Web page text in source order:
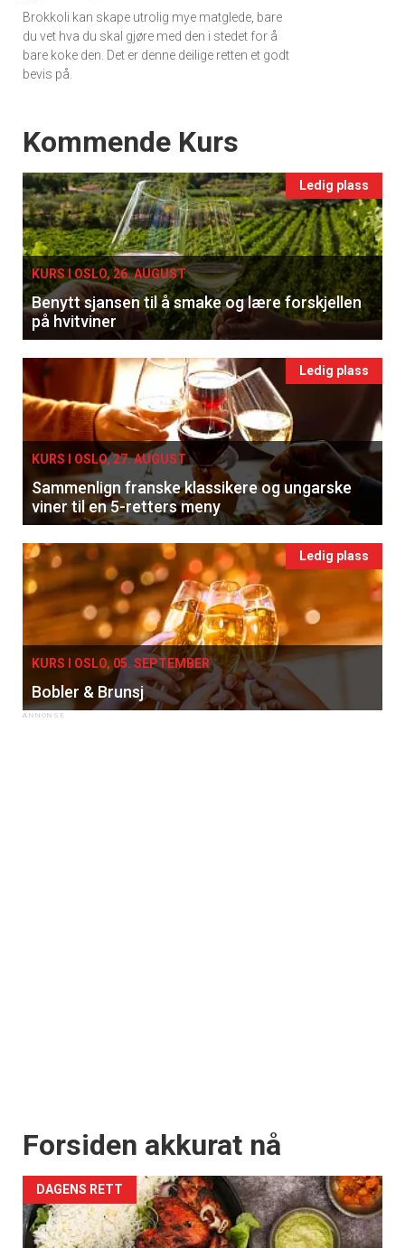
Brokkoli kan skape utrolig mye matglede, bare
du vet hva du skal gjøre med den i stedet for å
bare koke den. Det er denne deilige retten et godt
bevis på.
Events
Kommende Kurs
Ledig plass
KURS I OSLO, 26. AUGUST
Benytt sjansen til å smake og lære forskjellen
på hvitviner
Ledig plass
KURS I OSLO, 27. AUGUST
Sammenlign franske klassikere og ungarske
viner til en 5-retters meny
Ledig plass
KURS I OSLO, 05. SEPTEMBER
Bobler & Brunsj
Forsiden akkurat nå
DAGENS RETT